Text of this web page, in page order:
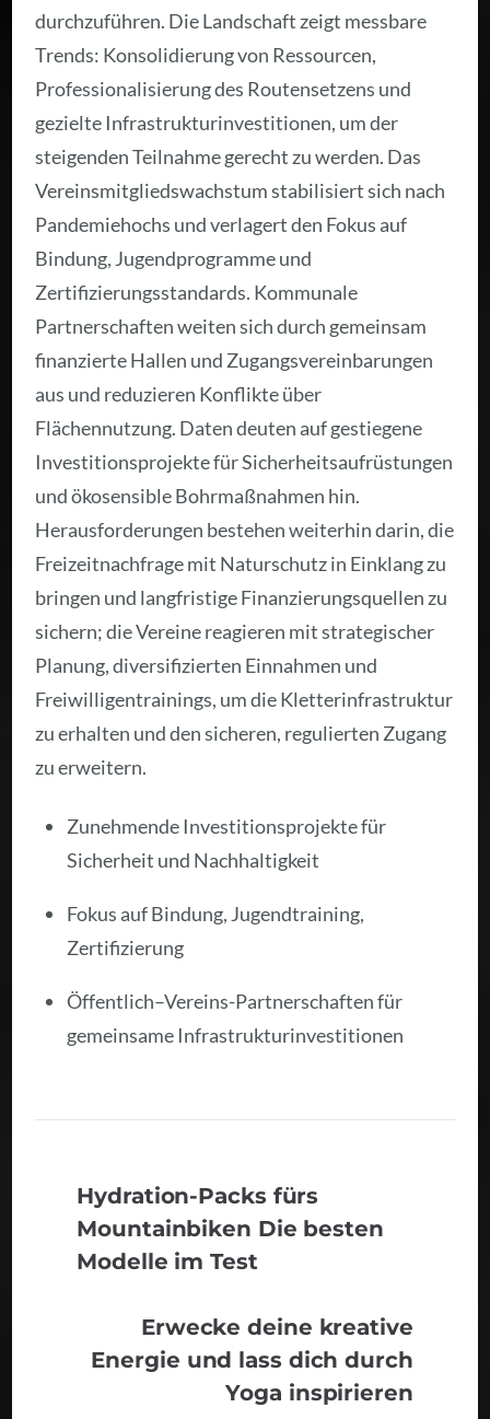
durchzuführen. Die Landschaft zeigt messbare
Trends: Konsolidierung von Ressourcen,
Professionalisierung des Routensetzens und
gezielte Infrastrukturinvestitionen, um der
steigenden Teilnahme gerecht zu werden. Das
Vereinsmitgliedswachstum stabilisiert sich nach
Pandemiehochs und verlagert den Fokus auf
Bindung, Jugendprogramme und
Zertifizierungsstandards. Kommunale
Partnerschaften weiten sich durch gemeinsam
finanzierte Hallen und Zugangsvereinbarungen
aus und reduzieren Konflikte über
Flächennutzung. Daten deuten auf gestiegene
Investitionsprojekte für Sicherheitsaufrüstungen
und ökosensible Bohrmaßnahmen hin.
Herausforderungen bestehen weiterhin darin, die
Freizeitnachfrage mit Naturschutz in Einklang zu
bringen und langfristige Finanzierungsquellen zu
sichern; die Vereine reagieren mit strategischer
Planung, diversifizierten Einnahmen und
Freiwilligentrainings, um die Kletterinfrastruktur
zu erhalten und den sicheren, regulierten Zugang
zu erweitern.
Zunehmende Investitionsprojekte für
Sicherheit und Nachhaltigkeit
Fokus auf Bindung, Jugendtraining,
Zertifizierung
Öffentlich–Vereins-Partnerschaften für
gemeinsame Infrastrukturinvestitionen
Hydration-Packs fürs
Mountainbiken Die besten
Modelle im Test
Erwecke deine kreative
Energie und lass dich durch
Yoga inspirieren